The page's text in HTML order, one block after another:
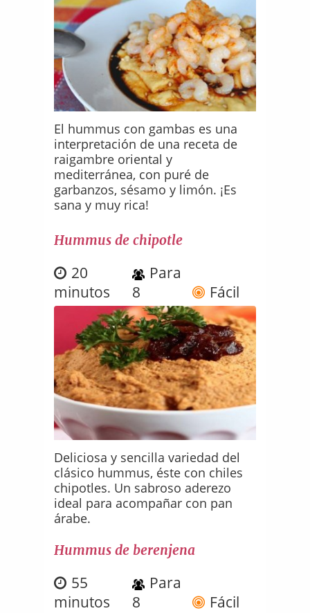
El hummus con gambas es una
interpretación de una receta de
raigambre oriental y
mediterránea, con puré de
garbanzos, sésamo y limón. ¡Es
sana y muy rica!
Hummus de chipotle
20
minutos
Para
8
Fácil
Deliciosa y sencilla variedad del
clásico hummus, éste con chiles
chipotles. Un sabroso aderezo
ideal para acompañar con pan
árabe.
Hummus de berenjena
55
minutos
Para
8
Fácil